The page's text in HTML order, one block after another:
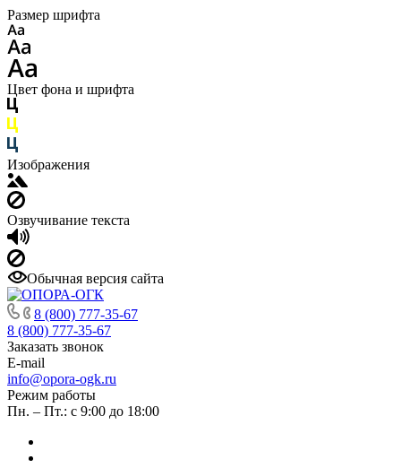
Размер шрифта
Цвет фона и шрифта
Изображения
Озвучивание текста
Обычная версия сайта
8 (800) 777-35-67
8 (800) 777-35-67
Заказать звонок
E-mail
info@opora-ogk.ru
Режим работы
Пн. – Пт.: с 9:00 до 18:00